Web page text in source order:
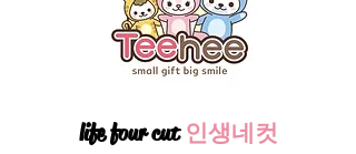
life four cut인생네컷